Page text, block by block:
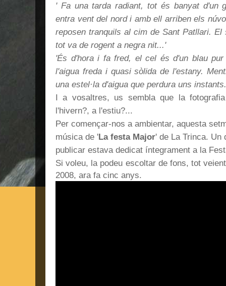
' Fa una tarda radiant, tot és banyat d'un
entra vent del nord i amb ell arriben els
reposen tranquils al cim de Sant Patllari.
tot va de rogent a negra nit...'
'És d'hora i fa fred, el cel és d'un blau
l'aigua freda i quasi sòlida de l'estany.
una estel·la d'aigua que perdura uns
I a vosaltres, us sembla que la
l'hivern?, a l'estiu?...
Per començar-nos a ambientar, aquesta
música de 'La festa Major' de La Trinca. Un
publicar estava dedicat íntegrament a la
Si voleu, la podeu escoltar de fons, tot
2008, ara fa cinc anys.